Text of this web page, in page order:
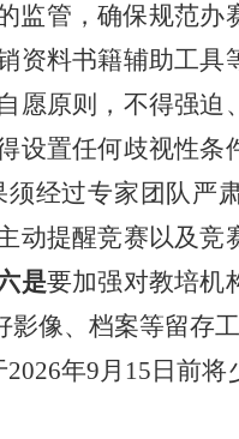
监管，确保规范办
资料书籍辅助工具
愿原则，不得强迫
设置任何歧视性条
经过专家团队严
动提醒竞赛以及竞
是要加强对教培机
影像、档案等留存
年9月15日前